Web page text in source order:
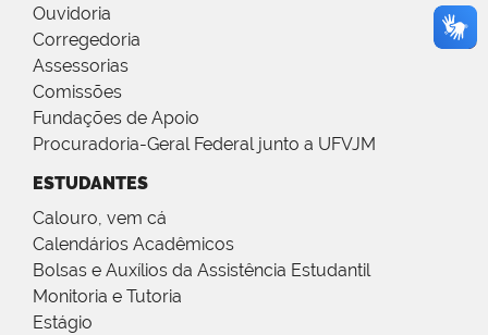
Ouvidoria
Corregedoria
Assessorias
Comissões
Fundações de Apoio
Procuradoria-Geral Federal junto a UFVJM
ESTUDANTES
Calouro, vem cá
Calendários Acadêmicos
Bolsas e Auxílios da Assistência Estudantil
Monitoria e Tutoria
Estágio